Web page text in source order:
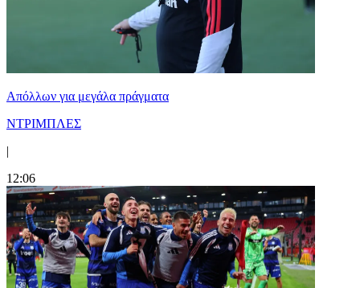
Απόλλων για μεγάλα πράγματα
ΝΤΡΙΜΠΛΕΣ
|
12:06